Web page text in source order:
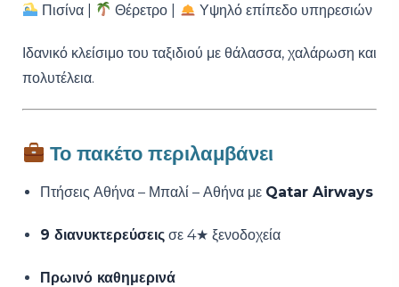
Πισίνα |
Θέρετρο | Υψηλό επίπεδο υπηρεσιών
Ιδανικό κλείσιμο του ταξιδιού με θάλασσα, χαλάρωση και
πολυτέλεια.
Το πακέτο περιλαμβάνει
Πτήσεις Αθήνα – Μπαλί – Αθήνα με Qatar Airways
9 διανυκτερεύσεις σε 4★ ξενοδοχεία
Πρωινό καθημερινά